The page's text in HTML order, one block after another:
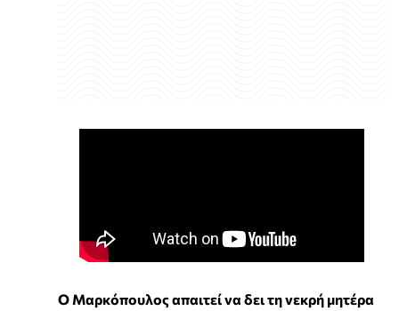
Ο Μαρκόπουλος απαιτεί να δει τη νεκρή μητέρα